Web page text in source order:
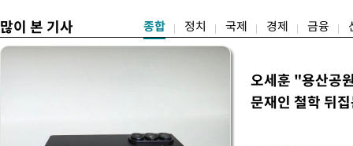
많이 본 기사 종합 정치 국제 경제 금융
오세훈 "용산공
문재인 철학 뒤